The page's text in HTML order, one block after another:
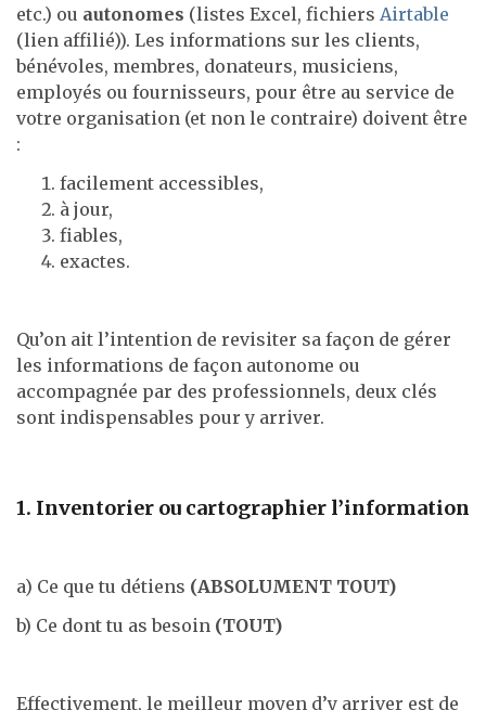
etc.) ou autonomes (listes Excel, fichiers Airtable
(lien affilié)). Les informations sur les clients,
bénévoles, membres, donateurs, musiciens,
employés ou fournisseurs, pour être au service de
votre organisation (et non le contraire) doivent être
:
facilement accessibles,
à jour,
fiables,
exactes.
Qu’on ait l’intention de revisiter sa façon de gérer
les informations de façon autonome ou
accompagnée par des professionnels, deux clés
sont indispensables pour y arriver.
1. Inventorier ou cartographier l’information
a) Ce que tu détiens (ABSOLUMENT TOUT)
b) Ce dont tu as besoin (TOUT)
Effectivement, le meilleur moyen d’y arriver est de